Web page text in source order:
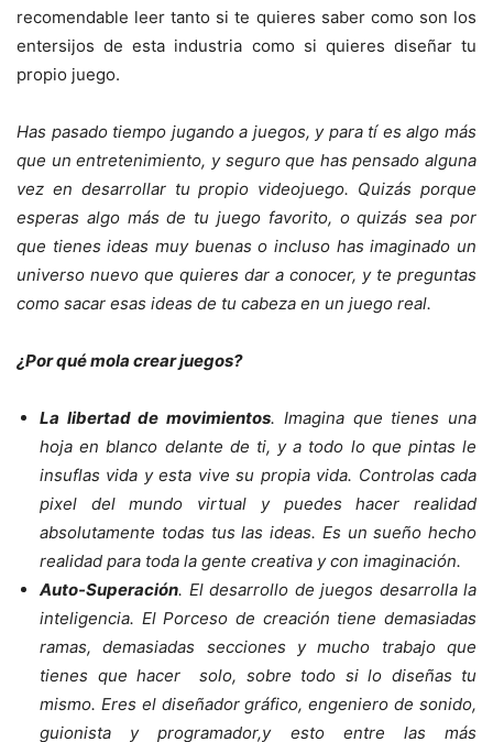
recomendable leer tanto si te quieres saber como son los
entersijos de esta industria como si quieres diseñar tu
propio juego.
Has pasado tiempo jugando a juegos, y para tí es algo más
que un entretenimiento, y seguro que has pensado alguna
vez en desarrollar tu propio videojuego. Quizás porque
esperas algo más de tu juego favorito, o quizás sea por
que tienes ideas muy buenas o incluso has imaginado un
universo nuevo que quieres dar a conocer, y te preguntas
como sacar esas ideas de tu cabeza en un juego real.
¿Por qué mola crear juegos?
La libertad de movimientos. Imagina que tienes una
hoja en blanco delante de ti, y a todo lo que pintas le
insuflas vida y esta vive su propia vida. Controlas cada
pixel del mundo virtual y puedes hacer realidad
absolutamente todas tus las ideas. Es un sueño hecho
realidad para toda la gente creativa y con imaginación.
Auto-Superación. El desarrollo de juegos desarrolla la
inteligencia. El Porceso de creación tiene demasiadas
ramas, demasiadas secciones y mucho trabajo que
tienes que hacer solo, sobre todo si lo diseñas tu
mismo. Eres el diseñador gráfico, engeniero de sonido,
guionista y programador,y esto entre las más